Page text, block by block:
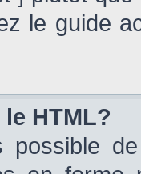
le guide
HTML?
possible